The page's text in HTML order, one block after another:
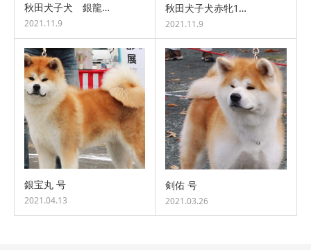
秋田犬子犬 銀龍…
2021.11.9
秋田犬子犬赤牝1…
2021.11.9
銀宝丸 号
2021.04.13
剣佑 号
2021.03.26